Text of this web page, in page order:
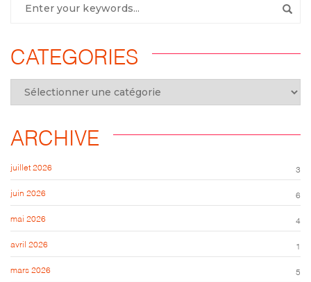
CATEGORIES
ARCHIVE
juillet 2026 3
juin 2026 6
mai 2026 4
avril 2026 1
mars 2026 5